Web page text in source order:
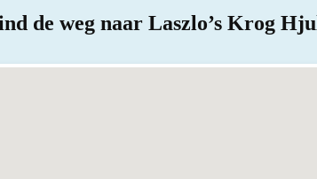
de weg naar Laszlo’s Krog